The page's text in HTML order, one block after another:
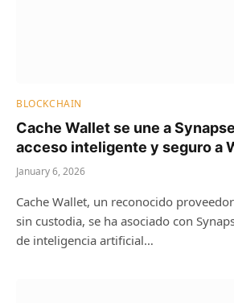
BLOCKCHAIN
Cache Wallet se une a
acceso inteligente y seguro a
January 6, 2026
Cache Wallet, un reconocido
sin custodia, se ha asociado con
de inteligencia artificial…